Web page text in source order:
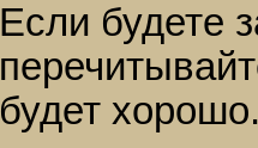
Если будете
будет